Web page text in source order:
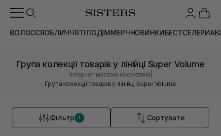
ВОЛОССЯОБЛИЧЧЯТІЛОДІММЕРЧНОВИНКИБЕСТСЕЛЕРИ
Група колекції товарів у лінійці Super Volume
Інтернет магазин косметики
Група колекції товарів у лінійці Super Volume
Фільтр 1 Сортувати